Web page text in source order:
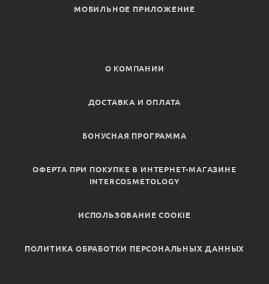
МОБИЛЬНОЕ ПРИЛОЖЕНИЕ
О КОМПАНИИ
ДОСТАВКА И ОПЛАТА
БОНУСНАЯ ПРОГРАММА
ОФЕРТА ПРИ ПОКУПКЕ В ИНТЕРНЕТ-МАГАЗИНЕ
INTERCOSMETOLOGY
ИСПОЛЬЗОВАНИЕ COOKIE
ПОЛИТИКА ОБРАБОТКИ ПЕРСОНАЛЬНЫХ ДАННЫХ